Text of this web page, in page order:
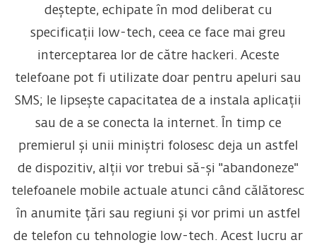
deștepte, echipate în mod deliberat cu
specificații low-tech, ceea ce face mai greu
interceptarea lor de către hackeri. Aceste
telefoane pot fi utilizate doar pentru apeluri sau
SMS; le lipsește capacitatea de a instala aplicații
sau de a se conecta la internet. În timp ce
premierul și unii miniștri folosesc deja un astfel
de dispozitiv, alții vor trebui să-și "abandoneze"
telefoanele mobile actuale atunci când călătoresc
în anumite țări sau regiuni și vor primi un astfel
de telefon cu tehnologie low-tech. Acest lucru ar